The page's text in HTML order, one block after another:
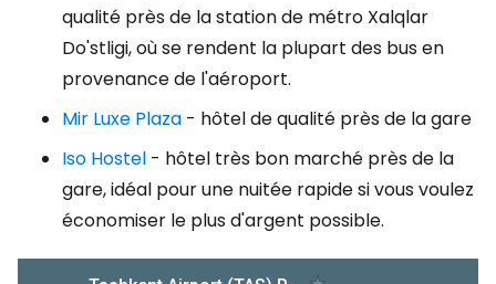
qualité près de la station de métro Xalqlar
Do'stligi, où se rendent la plupart des bus en
provenance de l'aéroport.
Mir Luxe Plaza - hôtel de qualité près de la gare
Iso Hostel - hôtel très bon marché près de la
gare, idéal pour une nuitée rapide si vous voulez
économiser le plus d'argent possible.